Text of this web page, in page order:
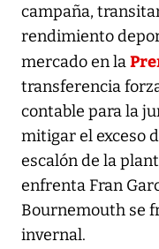
campaña,
rendimiento
mercado en la
transferencia
contable para la
mitigar el exceso
escalón de la
enfrenta Fran
Bournemouth se
invernal.